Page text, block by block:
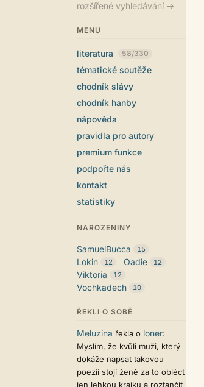
rozšířené vyhledávání →
MENU
literatura 58/330
tématické soutěže
chodník slávy
chodník hanby
nápověda
pravidla pro autory
premium funkce
podpořte nás
kontakt
statistiky
NAROZENINY
SamuelBucca 15
Lokin 12 Oadie 12
Viktoria 12
Vochkadech 10
ŘEKLI O SOBĚ
Meluzina řekla o loner:
Myslím, že kvůli muži, který
dokáže napsat takovou
poezii stojí ženě za to obléct
jen lehkou krajku a roztančit